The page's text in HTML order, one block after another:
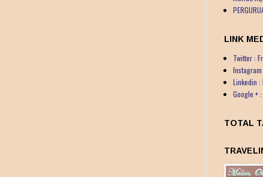
LINK
Twitter :
Linkedin :
Google +
TOTAL